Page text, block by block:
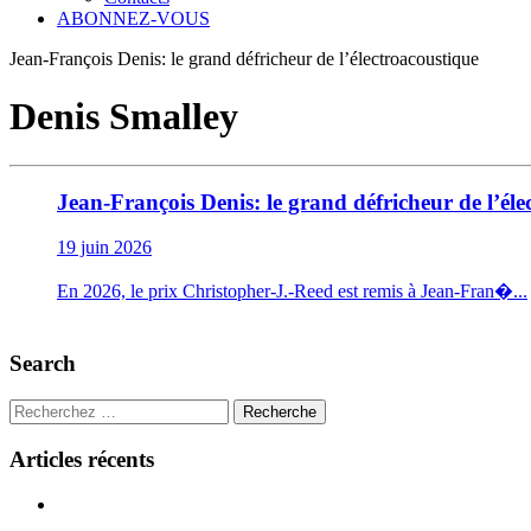
ABONNEZ-VOUS
Jean-François Denis: le grand défricheur de l’électroacoustique
Denis Smalley
Jean-François Denis: le grand défricheur de
19 juin 2026
En 2026, le prix Christopher-J.-Reed est remis à Jean-Fran�...
Search
Recherche
Articles récents